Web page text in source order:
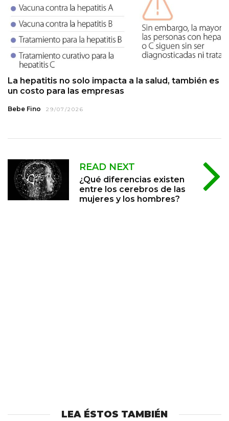
La hepatitis no solo impacta a la salud, también es
un costo para las empresas
Bebe Fino 29/07/2026
READ NEXT
¿Qué diferencias existen
entre los cerebros de las
mujeres y los hombres?
LEA ÉSTOS TAMBIÉN